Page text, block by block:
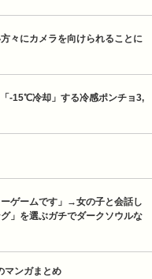
々にカメラを向けられることに
-15℃冷却」する冷感ポンチョ3,
ーゲームです」→女の子と会話し
」を選ぶガチでダークソウルな
マンガまとめ